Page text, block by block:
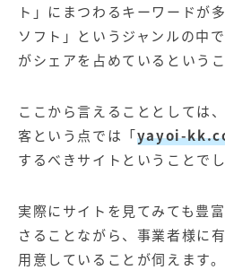
ト」にまつわるキーワードが
ソフト」というジャンルの中
がシェアを占めているという
ここから言えることとしては
客という点では「yayoi-
するべきサイトということでし
実際にサイトを見てみても豊
さることながら、事業者様に
用意していることが伺えます。